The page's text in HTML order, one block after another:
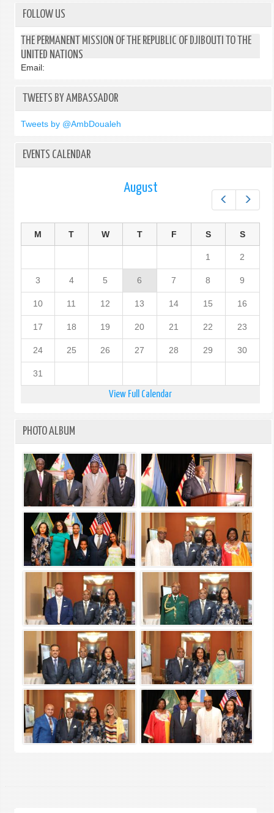
FOLLOW US
THE PERMANENT MISSION OF THE REPUBLIC OF DJIBOUTI TO THE
UNITED NATIONS
Email:
TWEETS BY AMBASSADOR
Tweets by @AmbDoualeh
EVENTS CALENDAR
August
M T W T F S S
1 2
3 4 5 6 7 8 9
10 11 12 13 14 15 16
17 18 19 20 21 22 23
24 25 26 27 28 29 30
31
View Full Calendar
PHOTO ALBUM